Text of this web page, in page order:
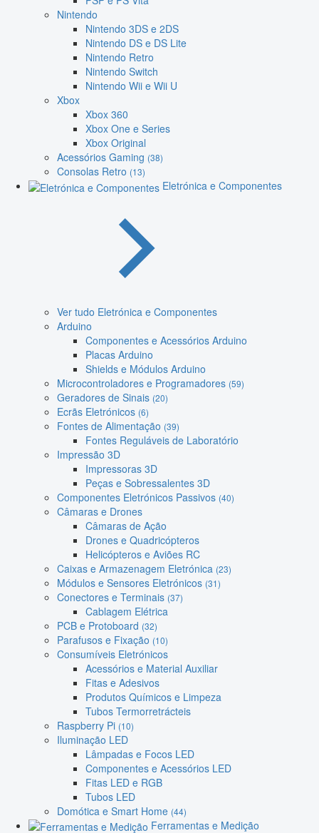
Nintendo
Nintendo 3DS e 2DS
Nintendo DS e DS Lite
Nintendo Retro
Nintendo Switch
Nintendo Wii e Wii U
Xbox
Xbox 360
Xbox One e Series
Xbox Original
Acessórios Gaming (38)
Consolas Retro (13)
Eletrónica e Componentes
Ver tudo Eletrónica e Componentes
Arduino
Componentes e Acessórios Arduino
Placas Arduino
Shields e Módulos Arduino
Microcontroladores e Programadores (59)
Geradores de Sinais (20)
Ecrãs Eletrónicos (6)
Fontes de Alimentação (39)
Fontes Reguláveis de Laboratório
Impressão 3D
Impressoras 3D
Peças e Sobressalentes 3D
Componentes Eletrónicos Passivos (40)
Câmaras e Drones
Câmaras de Ação
Drones e Quadricópteros
Helicópteros e Aviões RC
Caixas e Armazenagem Eletrónica (23)
Módulos e Sensores Eletrónicos (31)
Conectores e Terminais (37)
Cablagem Elétrica
PCB e Protoboard (32)
Parafusos e Fixação (10)
Consumíveis Eletrónicos
Acessórios e Material Auxiliar
Fitas e Adesivos
Produtos Químicos e Limpeza
Tubos Termorretrácteis
Raspberry Pi (10)
Iluminação LED
Lâmpadas e Focos LED
Componentes e Acessórios LED
Fitas LED e RGB
Tubos LED
Domótica e Smart Home (44)
Ferramentas e Medição